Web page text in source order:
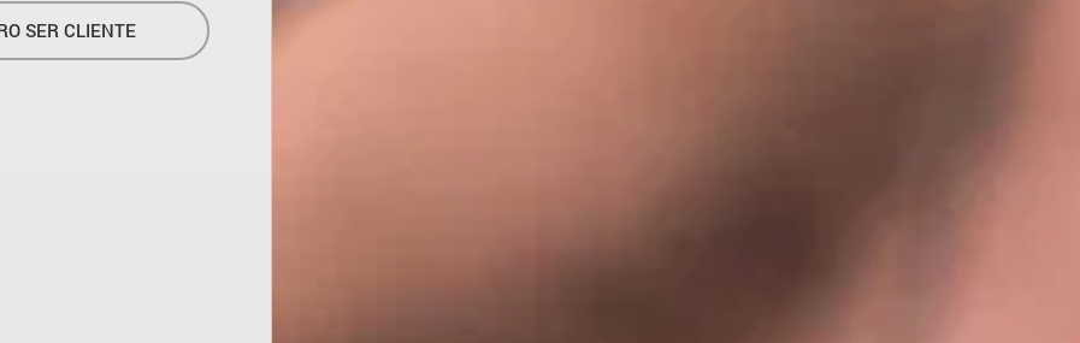
SER CLIENTE